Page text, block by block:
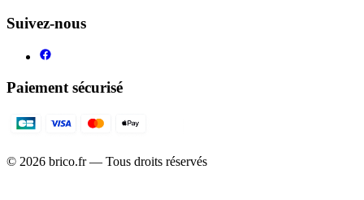
Suivez-nous
Paiement sécurisé
© 2026 brico.fr — Tous droits réservés